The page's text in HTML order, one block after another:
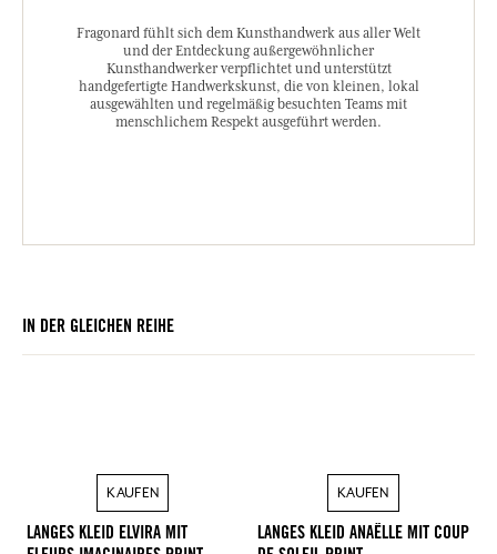
Fragonard fühlt sich dem Kunsthandwerk aus aller Welt
und der Entdeckung außergewöhnlicher
Kunsthandwerker verpflichtet und unterstützt
handgefertigte Handwerkskunst, die von kleinen, lokal
ausgewählten und regelmäßig besuchten Teams mit
KAUFEN KAUFEN